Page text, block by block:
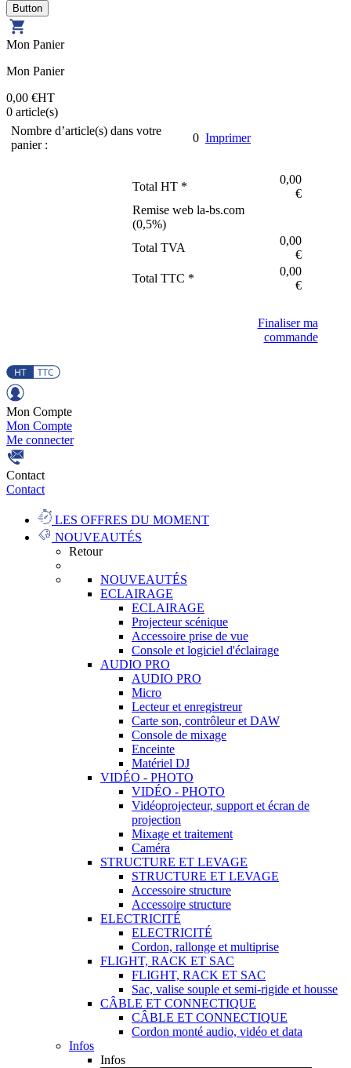
Mon Panier
Mon Panier
0,00 €HT
0 article(s)
Nombre d’article(s) dans votre
panier :
0 Imprimer
Total HT *
0,00
€
Remise web la-bs.com
(0,5%)
Total TVA
0,00
€
Total TTC *
0,00
€
Finaliser ma
commande
Mon Compte
Mon Compte
Me connecter
Contact
Contact
LES OFFRES DU MOMENT
NOUVEAUTÉS
Retour
NOUVEAUTÉS
ECLAIRAGE
ECLAIRAGE
Projecteur scénique
Accessoire prise de vue
Console et logiciel d'éclairage
AUDIO PRO
AUDIO PRO
Micro
Lecteur et enregistreur
Carte son, contrôleur et DAW
Console de mixage
Enceinte
Matériel DJ
VIDÉO - PHOTO
VIDÉO - PHOTO
Vidéoprojecteur, support et écran de
projection
Mixage et traitement
Caméra
STRUCTURE ET LEVAGE
STRUCTURE ET LEVAGE
Accessoire structure
Accessoire structure
ELECTRICITÉ
ELECTRICITÉ
Cordon, rallonge et multiprise
FLIGHT, RACK ET SAC
FLIGHT, RACK ET SAC
Sac, valise souple et semi-rigide et housse
CÂBLE ET CONNECTIQUE
CÂBLE ET CONNECTIQUE
Cordon monté audio, vidéo et data
Infos
Infos